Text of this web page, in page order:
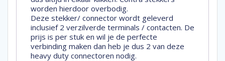
worden hierdoor overbodig.
Deze stekker/ connector wordt geleverd
inclusief 2 verzilverde terminals / contacten. De
prijs is per stuk en wil je de perfecte
verbinding maken dan heb je dus 2 van deze
heavy duty connectoren nodig.